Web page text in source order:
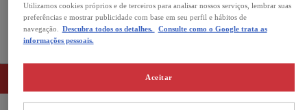
Aberto agora
As nossas lojas no Loures
Utilizamos cookies próprios e de terceiros para analisar nossos serviços, lembrar suas
preferências e mostrar publicidade com base em seu perfil e hábitos de
navegação.
Descubra todos os detalhes.
Consulte como o Google trata as
informações pessoais.
Aceitar